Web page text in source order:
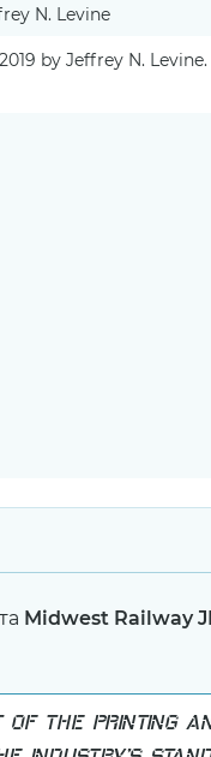
N. Levine
by Jeffrey N.
Midwest Railway